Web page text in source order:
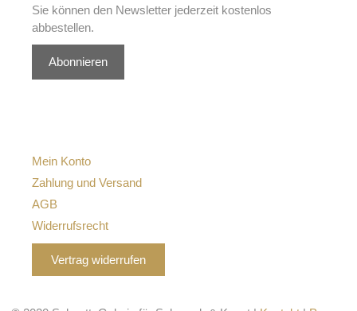
Sie können den Newsletter jederzeit kostenlos
abbestellen.
Abonnieren
Mein Konto
Zahlung und Versand
AGB
Widerrufsrecht
Vertrag widerrufen